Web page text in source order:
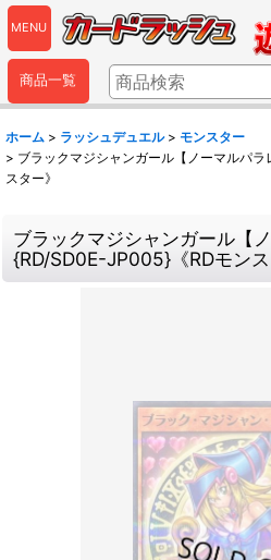
MENU
商品一覧
ホーム > ラッシュデュエル > モンスター
> ブラックマジシャンガール【ノーマルパ
スター》
ブラックマジシャンガール【
{RD/SD0E-JP005}《RDモンス